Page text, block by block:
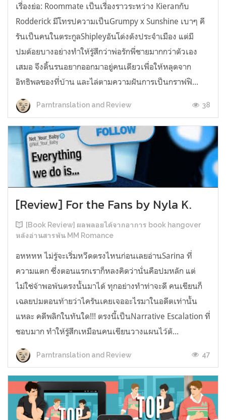
เรื่องย่อ: Roommate เป็นเรื่องราวระหว่าง Kieranกับ
Rodderick มีโทรปความเป็นGrumpy x Sunshine เบาๆ คี
รันเป็นคนในตระกูลShipleyอันโด่งดังประจำเมือง แต่มี
ปมด้อยบางอย่างทำให้รู้สึกว่าพ่อรักพี่ชายมากกว่าตัวเอง
เสมอ จึงดิ้นรนอยากออกมาอยู่คนเดียวเพื่อให้หลุดจาก
อิทธิพลของที่บ้าน และไล่ตามความฝันการเป็นกราฟฟิ...
Parntranslation and Review 38
[Review] For the Fans by Nyla K.
[Book Review] ผลพลอยได้จากอาการ book hangover
หลังอ่านสารพัน MM Romance
อหหหห ไม่รู้จะเริ่มหวีดตรงไหนก่อนเลยอ่านSarina ที่
ความแตก ซึ่งตอนแรกเราก็หลงคิดว่านั่นคือปมหลัก แต่
ไม่ใช่จ้าพอพ้นตรงนั้นมาได้ ทุกอย่างทำท่าจะดี คนเขียนก็
เฉลยปมตอนท้ายว่าไครันเคยเจออะไรมาในอดีตเท่านั้น
แหละ คดีพลิกในทันใด!!! ตรงนี้เป็นNarrative Escalation ที่
ชอบมาก ทำให้รู้สึกเหมือนคนเขียนวางแผนไว้ตั...
Parntranslation and Review 47